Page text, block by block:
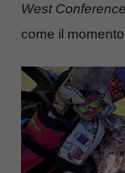
West Conference
come il